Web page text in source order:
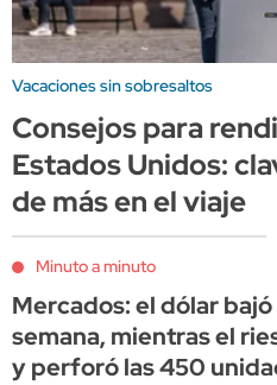
Vacaciones sin sobresaltos
Consejos para
Estados Unidos:
de más en el viaje
Minuto a minuto
Mercados: el dólar
semana, mientras el
y perforó las 450